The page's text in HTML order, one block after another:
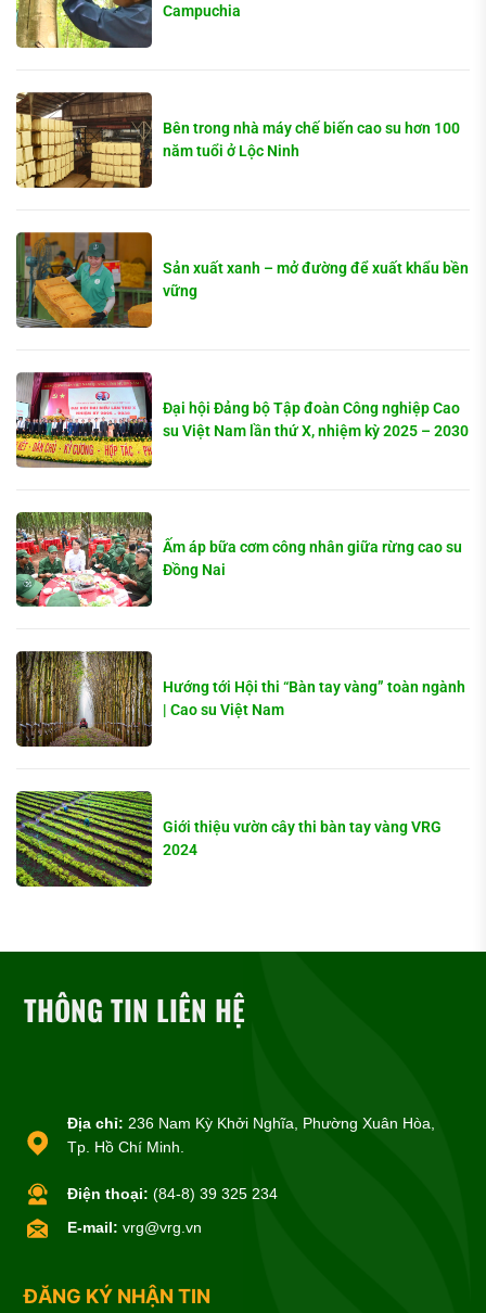
Campuchia
Bên trong nhà máy chế biến cao su hơn 100
năm tuổi ở Lộc Ninh
Sản xuất xanh – mở đường để xuất khẩu bền
vững
Đại hội Đảng bộ Tập đoàn Công nghiệp Cao
su Việt Nam lần thứ X, nhiệm kỳ 2025 – 2030
Ấm áp bữa cơm công nhân giữa rừng cao su
Đồng Nai
Hướng tới Hội thi “Bàn tay vàng” toàn ngành
| Cao su Việt Nam
Giới thiệu vườn cây thi bàn tay vàng VRG
2024
THÔNG TIN LIÊN HỆ
Địa chỉ: 236 Nam Kỳ Khởi Nghĩa, Phường Xuân Hòa,
Tp. Hồ Chí Minh.
Điện thoại: (84-8) 39 325 234
E-mail: vrg@vrg.vn
ĐĂNG KÝ NHẬN TIN